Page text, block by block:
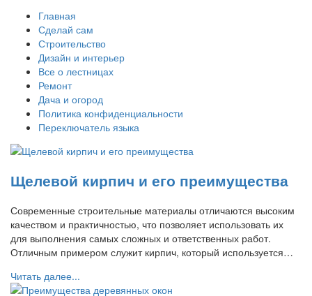
Главная
Сделай сам
Строительство
Дизайн и интерьер
Все о лестницах
Ремонт
Дача и огород
Политика конфиденциальности
Переключатель языка
Щелевой кирпич и его преимущества
Современные строительные материалы отличаются высоким
качеством и практичностью, что позволяет использовать их
для выполнения самых сложных и ответственных работ.
Отличным примером служит кирпич, который используется…
Читать далее...